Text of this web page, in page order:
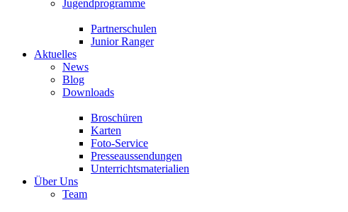
Jugendprogramme
Partnerschulen
Junior Ranger
Aktuelles
News
Blog
Downloads
Broschüren
Karten
Foto-Service
Presseaussendungen
Unterrichtsmaterialien
Über Uns
Team